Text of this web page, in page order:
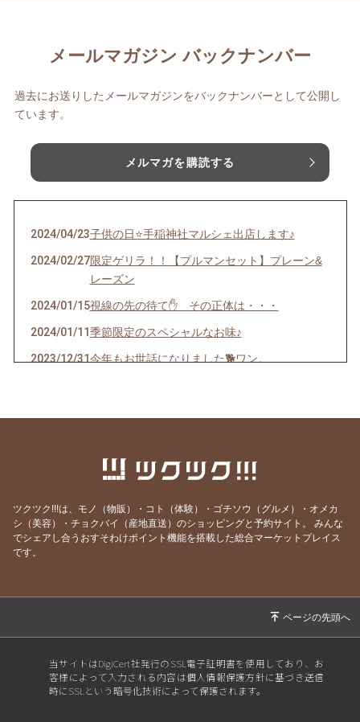
メールマガジン バックナンバー
過去にお送りしたメールマガジンをバックナンバーとして公開し
ています。
メルマガを購読する
2024/04/23子供の日⭐️手稲神社マルシェ出店します♪
2024/02/27限定ゲリラ！！【プルマンセット】プレーン&
レーズン
2024/01/15視線の先の待て✋ その正体は・・・
2024/01/11季節限定のスペシャルなお味♪
2023/12/31今年もお世話になりました🐕ワン。
送料込み『キタノカオリsimple set』限定販売
ン入り
2023/11/23パン好きの皆さんへ🍞🥯🥐
兎にも角にも食べてみてほしい♬安心スイーツ
🍰
2023/10/21秋の空と🎃カボチャと🍠サツマイモ
2023/10/07小樽へ行こう♪
ツクツク!!!は、モノ（物販）・コト（体験）・ゴチソウ（グルメ）・オメカ
シ（美容）・チョクバイ（産地直送）のショッピングと予約サイト。
みんな
でシェアし合うおすそわけポイント機能を搭載した総合マーケットプレイス
です。
当サイトはDigiCert社発行のSSL電子証明書を使用しており、お
客様によって入力される内容は個人情報保護方針に基づき送信
時にSSLという暗号化技術によって保護されます。